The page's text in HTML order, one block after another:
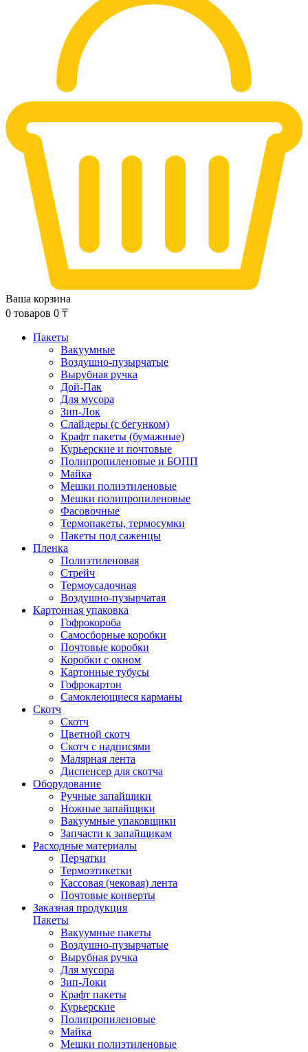
Ваша корзина
0 товаров 0 ₸
Пакеты
Вакуумные
Воздушно-пузырчатые
Вырубная ручка
Дой-Пак
Для мусора
Зип-Лок
Слайдеры (с бегунком)
Крафт пакеты (бумажные)
Курьерские и почтовые
Полипропиленовые и БОПП
Майка
Мешки полиэтиленовые
Мешки полипропиленовые
Фасовочные
Термопакеты, термосумки
Пакеты под саженцы
Пленка
Полиэтиленовая
Стрейч
Термоусадочная
Воздушно-пузырчатая
Картонная упаковка
Гофрокороба
Самосборные коробки
Почтовые коробки
Коробки с окном
Картонные тубусы
Гофрокартон
Самоклеющиеся карманы
Скотч
Скотч
Цветной скотч
Скотч с надписями
Малярная лента
Диспенсер для скотча
Оборудование
Ручные запайщики
Ножные запайщики
Вакуумные упаковщики
Запчасти к запайщикам
Расходные материалы
Перчатки
Термоэтикетки
Кассовая (чековая) лента
Почтовые конверты
Заказная продукция
Пакеты
Вакуумные пакеты
Воздушно-пузырчатые
Вырубная ручка
Для мусора
Зип-Локи
Крафт пакеты
Курьерские
Полипропиленовые
Майка
Мешки полиэтиленовые